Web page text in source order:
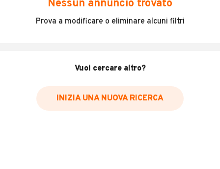
Incidenti in cui è stato coinvolto il veicolo
Data e luogo delle revisioni effettuate
Inserisci il numero di targa per verificare la disponibilità
Nessun annuncio trovato
Prova a modificare o eliminare alcuni filtri
Vuoi cercare altro?
INIZIA UNA NUOVA RICERCA